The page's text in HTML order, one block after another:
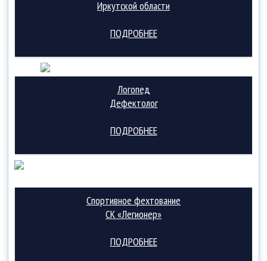
Иркутской области
ПОДРОБНЕЕ
Логопед
Дефектолог
ПОДРОБНЕЕ
Спортивное фехтование
СК «Легионер»
ПОДРОБНЕЕ